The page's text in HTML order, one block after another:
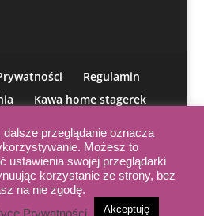
Regulamin
Kawa home stagerek
aranżacji
| Wszelkie prawa zastrzeżone |
przeglądanie oznacza
Możesz to
ustawienia swojej przeglądarki
korzystanie ze strony, bez
na nie zgodę.
Prywatności Akceptuję